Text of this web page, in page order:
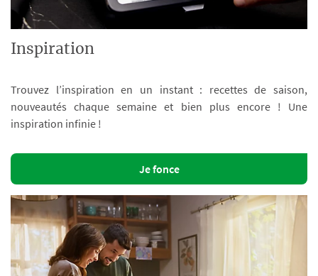
Inspiration
Trouvez l’inspiration en un instant : recettes de saison,
nouveautés chaque semaine et bien plus encore ! Une
inspiration infinie !
Je fonce